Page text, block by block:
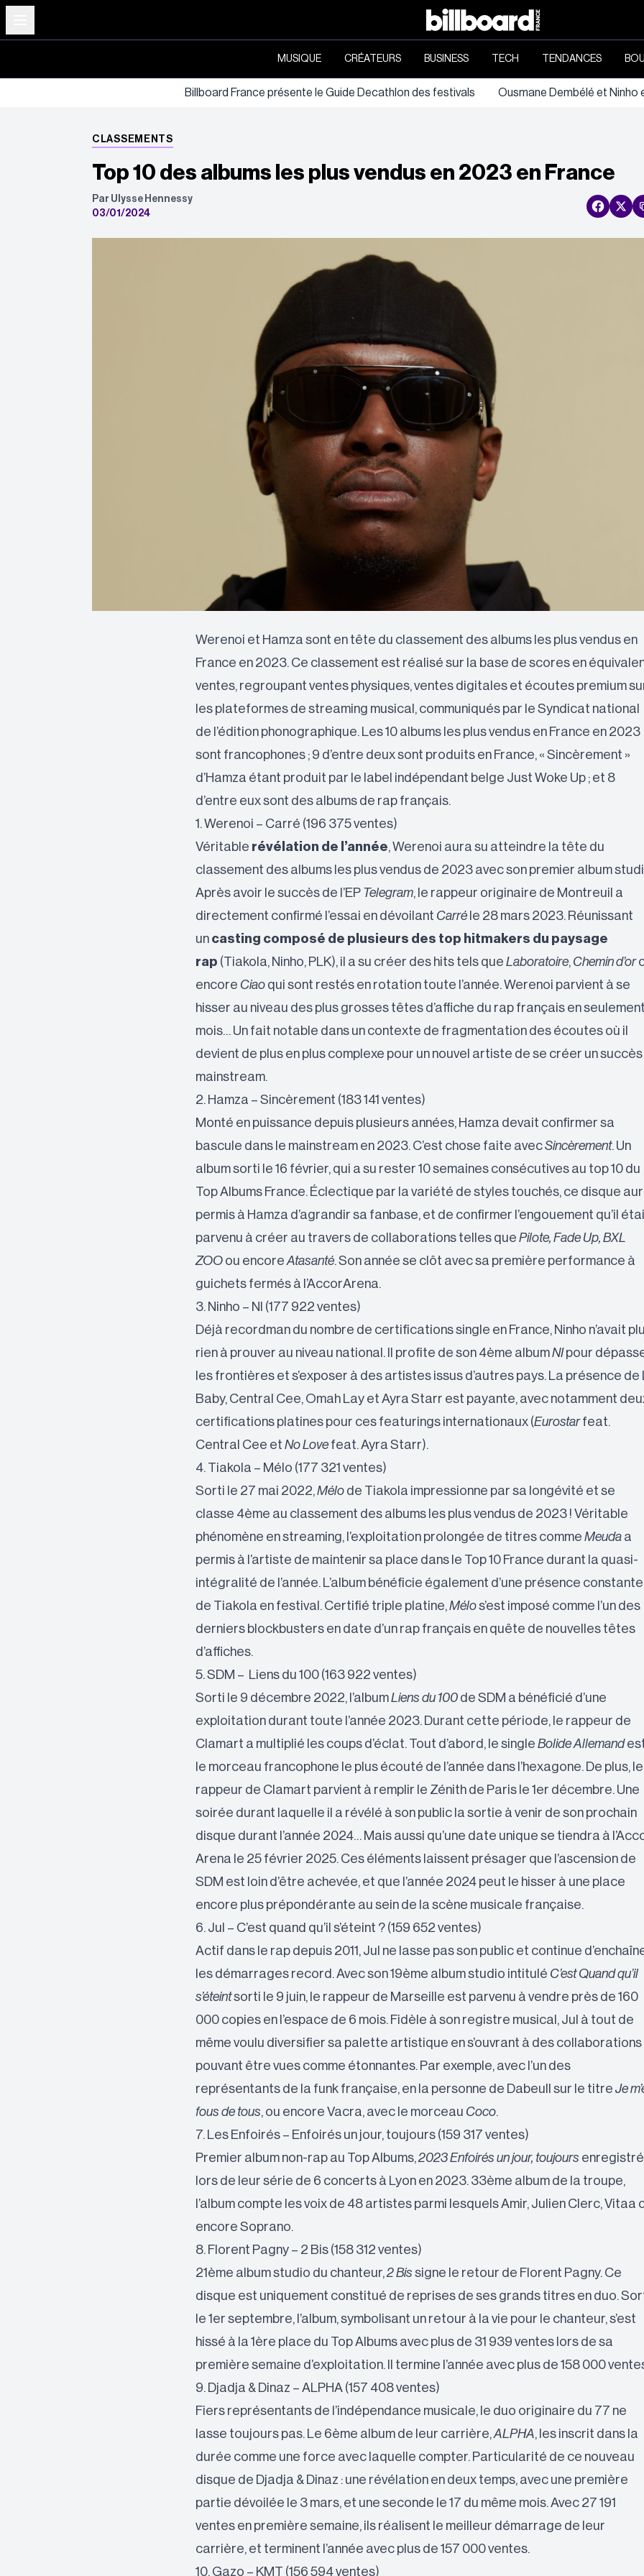
MUSIQUE CRÉATEURS BUSINESS TECH TENDANCES
Billboard France présente le Guide Decathlon des festivals Ousmane Dembélé et Ninho
CLASSEMENTS
Top 10 des albums les plus vendus en 2023 en France
Par Ulysse Hennessy
03/01/2024
Werenoi et Hamza sont en tête du classement des albums les plus vendus en
France en 2023. Ce classement est réalisé sur la base de scores en
ventes, regroupant ventes physiques, ventes digitales et écoutes premium
les plateformes de streaming musical, communiqués par le Syndicat national
de l’édition phonographique. Les 10 albums les plus vendus en France en 2023
sont francophones ; 9 d’entre deux sont produits en France, « Sincèrement »
d’Hamza étant produit par le label indépendant belge Just Woke Up ; et 8
d’entre eux sont des albums de rap français.
1. Werenoi – Carré (196 375 ventes)
Véritable révélation de l’année, Werenoi aura su atteindre la tête du
classement des albums les plus vendus de 2023 avec son premier album
Après avoir le succès de l’EP Telegram, le rappeur originaire de Montreuil a
directement confirmé l’essai en dévoilant Carré le 28 mars 2023. Réunissant
un casting composé de plusieurs des top hitmakers du paysage
rap (Tiakola, Ninho, PLK), il a su créer des hits tels que Laboratoire, Chemin d’or
encore Ciao qui sont restés en rotation toute l’année. Werenoi parvient à se
hisser au niveau des plus grosses têtes d’affiche du rap français en
mois… Un fait notable dans un contexte de fragmentation des écoutes où il
devient de plus en plus complexe pour un nouvel artiste de se créer un succès
mainstream.
2. Hamza – Sincèrement (183 141 ventes)
Monté en puissance depuis plusieurs années, Hamza devait confirmer sa
bascule dans le mainstream en 2023. C’est chose faite avecSincèrement. Un
album sorti le 16 février, qui a su rester 10 semaines consécutives au top 10 du
Top Albums France. Éclectique par la variété de styles touchés, ce disque
permis à Hamza d’agrandir sa fanbase, et de confirmer l’engouement qu’il
parvenu à créer au travers de collaborations telles que Pilote, Fade Up, BXL
ZOO ou encore Atasanté. Son année se clôt avec sa première performance à
guichets fermés à l’AccorArena.
3. Ninho – NI (177 922 ventes)
Déjà recordman du nombre de certifications single en France, Ninho n’avait
rien à prouver au niveau national. Il profite de son 4ème albumNIpour
les frontières et s’exposer à des artistes issus d’autres pays. La présence de
Baby, Central Cee, Omah Lay et Ayra Starr est payante, avec notamment
certifications platines pour ces featurings internationaux (Eurostarfeat.
Central Cee et No Love feat. Ayra Starr).
4. Tiakola – Mélo (177 321 ventes)
Sorti le 27 mai 2022,Mélo de Tiakola impressionne par sa longévité et se
classe 4ème au classement des albums les plus vendus de 2023 ! Véritable
phénomène en streaming, l’exploitation prolongée de titres comme Meuda a
permis à l’artiste de maintenir sa place dans le Top 10 France durant la quasi-
intégralité de l’année. L’album bénéficie également d’une présence constante
de Tiakola en festival. Certifié triple platine,Mélos’est imposé comme l’un des
derniers blockbusters en date d’un rap français en quête de nouvelles têtes
d’affiches.
5. SDM – Liens du 100 (163 922 ventes)
Sorti le 9 décembre 2022, l’albumLiens du 100 de SDM a bénéficié d’une
exploitation durant toute l’année 2023. Durant cette période, le rappeur de
Clamart a multiplié les coups d’éclat. Tout d’abord, le single Bolide Allemand
le morceau francophone le plus écouté de l’année dans l’hexagone. De plus, le
rappeur de Clamart parvient à remplir le Zénith de Paris le 1er décembre. Une
soirée durant laquelle il a révélé à son public la sortie à venir de son prochain
disque durant l’année 2024… Mais aussi qu’une date unique se tiendra à
Arena le 25 février 2025. Ces éléments laissent présager que l’ascension de
SDM est loin d’être achevée, et que l’année 2024 peut le hisser à une place
encore plus prépondérante au sein de la scène musicale française.
6. Jul – C’est quand qu’il s’éteint ? (159 652 ventes)
Actif dans le rap depuis 2011, Jul ne lasse pas son public et continue
les démarrages record. Avec son 19ème album studio intitulé C’est Quand qu’il
s’éteintsorti le 9 juin, le rappeur de Marseille est parvenu à vendre près de 160
000 copies en l’espace de 6 mois. Fidèle à son registre musical, Jul à tout de
même voulu diversifier sa palette artistique en s’ouvrant à des collaborations
pouvant être vues comme étonnantes. Par exemple, avec l’un des
représentants de la funk française, en la personne de Dabeull sur le titre Je
fous de tous, ou encore Vacra, avec le morceau Coco.
7. Les Enfoirés – Enfoirés un jour, toujours (159 317 ventes)
Premier album non-rap au Top Albums,2023 Enfoirés un jour, toujours enregistré
lors de leur série de 6 concerts à Lyon en 2023. 33ème album de la troupe,
l’album compte les voix de 48 artistes parmi lesquels Amir, Julien Clerc, Vitaa
encore Soprano.
8. Florent Pagny – 2 Bis (158 312 ventes)
21ème album studio du chanteur,2 Bis signe le retour de Florent Pagny. Ce
disque est uniquement constitué de reprises de ses grands titres en duo.
le 1er septembre, l’album, symbolisant un retour à la vie pour le chanteur, s’est
hissé à la 1ère place du Top Albums avec plus de 31 939 ventes lors de sa
première semaine d’exploitation. Il termine l’année avec plus de 158 000
9. Djadja & Dinaz – ALPHA (157 408 ventes)
Fiers représentants de l’indépendance musicale, le duo originaire du 77 ne
lasse toujours pas. Le 6ème album de leur carrière,ALPHA, les inscrit dans la
durée comme une force avec laquelle compter. Particularité de ce nouveau
disque de Djadja & Dinaz : une révélation en deux temps, avec une première
partie dévoilée le 3 mars, et une seconde le 17 du même mois. Avec 27 191
ventes en première semaine, ils réalisent le meilleur démarrage de leur
carrière, et terminent l’année avec plus de 157 000 ventes.
10. Gazo – KMT (156 594 ventes)